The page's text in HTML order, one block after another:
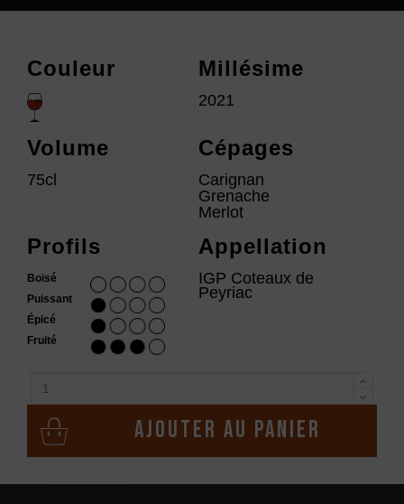
Couleur Millésime
2021
Volume
75cl
Cépages
Carignan
Grenache
Merlot
Profils
Boisé
Puissant
Épicé
Fruité
Appellation
IGP Coteaux de
Peyriac
Ajouter au panier